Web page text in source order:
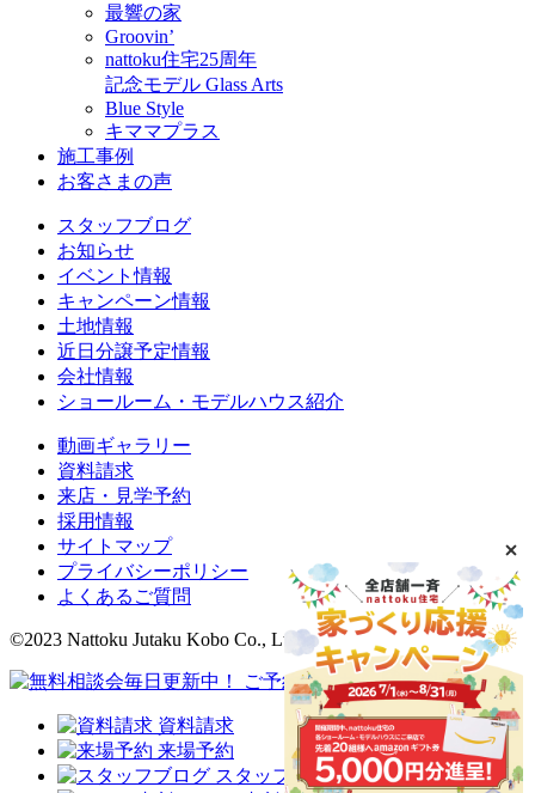
最響の家
Groovin’
nattoku住宅25周年
記念モデル Glass Arts
Blue Style
キママプラス
施工事例
お客さまの声
スタッフブログ
お知らせ
イベント情報
キャンペーン情報
土地情報
近日分譲予定情報
会社情報
ショールーム・モデルハウス紹介
動画ギャラリー
資料請求
来店・見学予約
採用情報
サイトマップ
プライバシーポリシー
よくあるご質問
©2023 Nattoku Jutaku Kobo Co., Ltd.
資料請求
来場予約
スタッフブログ